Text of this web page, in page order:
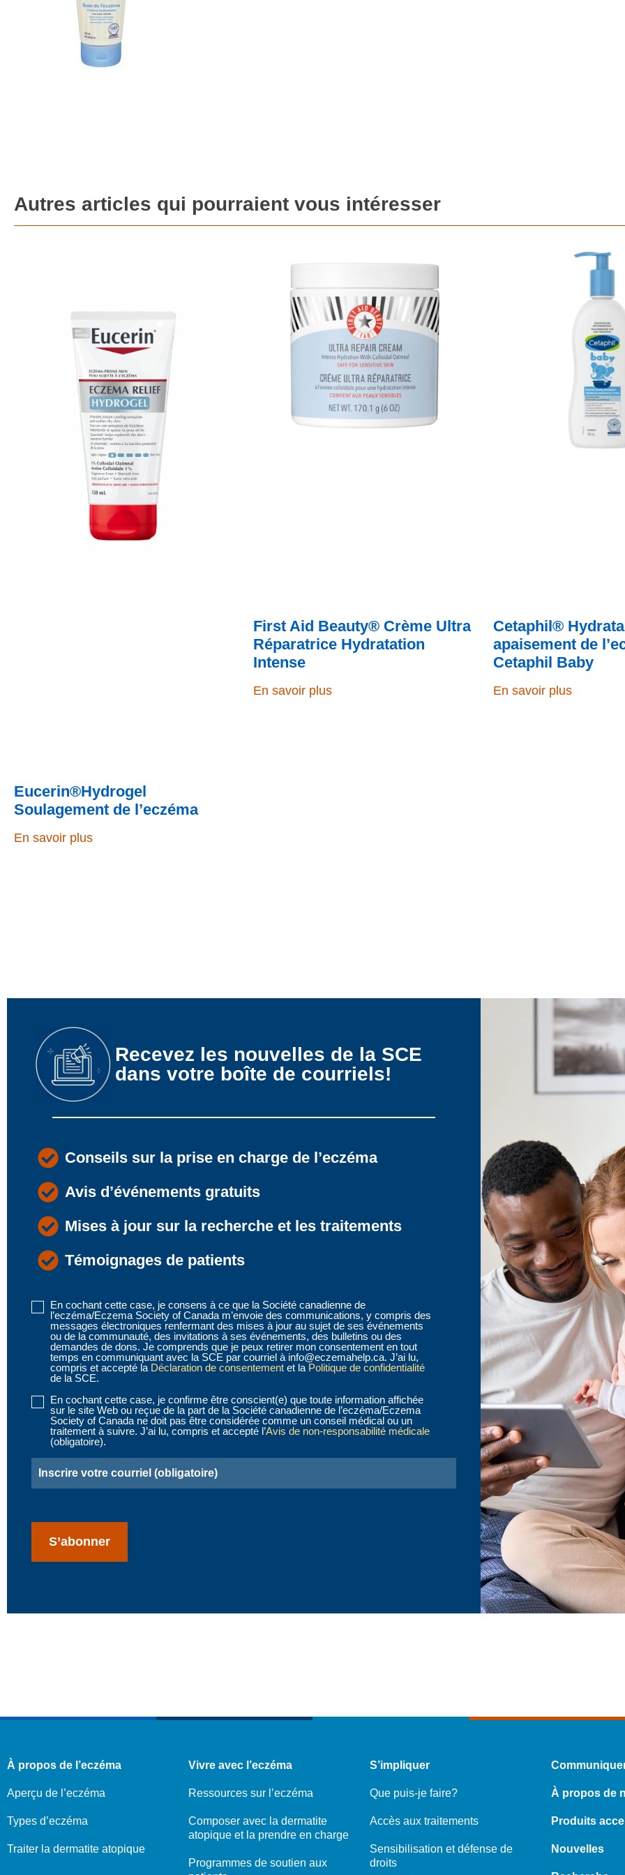
Autres articles qui pourraient vous intéresser
Eucerin®Hydrogel
Soulagement de l’eczéma
En savoir plus
First Aid Beauty® Crème Ultra
Réparatrice Hydratation
Intense
En savoir plus
Cetaphil®
apaisement de
Cetaphil Baby
En savoir plus
Recevez les nouvelles de la SCE
dans votre boîte de courriels!
Conseils sur la prise en charge de l’eczéma
Avis d’événements gratuits
Mises à jour sur la recherche et les traitements
Témoignages de patients
Disclaimer
(obligatoire)
En cochant cette case, je consens à ce que la Société canadienne de
l’eczéma/Eczema Society of Canada m’envoie des communications, y compris des
messages électroniques renfermant des mises à jour au sujet de ses événements
ou de la communauté, des invitations à ses événements, des bulletins ou des
demandes de dons. Je comprends que je peux retirer mon consentement en tout
temps en communiquant avec la SCE par courriel à info@eczemahelp.ca. J’ai lu,
compris et accepté la Déclaration de consentement et la Politique de confidentialité
de la SCE.
Disclaimer
(obligatoire)
En cochant cette case, je confirme être conscient(e) que toute information affichée
sur le site Web ou reçue de la part de la Société canadienne de l’eczéma/Eczema
Society of Canada ne doit pas être considérée comme un conseil médical ou un
traitement à suivre. J’ai lu, compris et accepté l’Avis de non-responsabilité médicale
(obligatoire).
(obligatoire)
À propos de l’eczéma
Aperçu de l’eczéma
Types d’eczéma
Traiter la dermatite atopique
Vivre avec l’eczéma
Ressources sur l’eczéma
Composer avec la dermatite
atopique et la prendre en charge
Programmes de soutien aux
S’impliquer
Que puis-je faire?
Accès aux traitements
Sensibilisation et défense de
droits
À propos de
Produits
Nouvelles